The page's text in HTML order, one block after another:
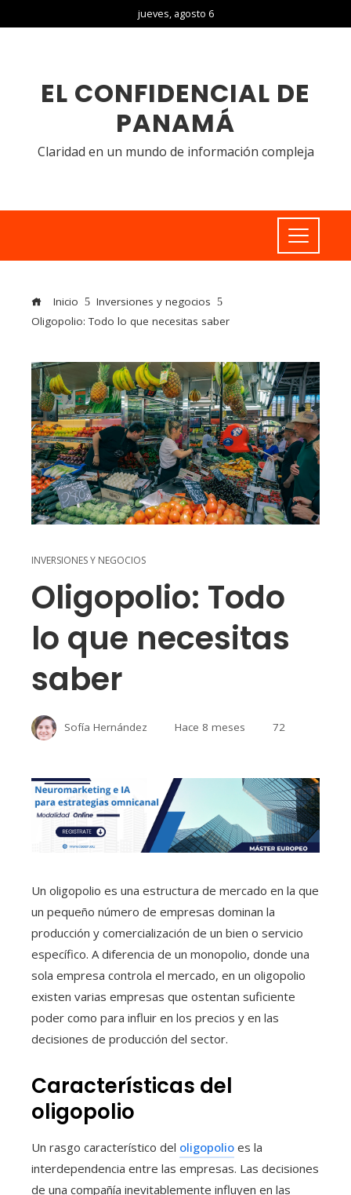
jueves, agosto 6
EL CONFIDENCIAL DE
PANAMÁ
Claridad en un mundo de información compleja
Inicio
Inversiones y negocios
Oligopolio: Todo lo que necesitas saber
INVERSIONES Y NEGOCIOS
Oligopolio: Todo
lo que necesitas
saber
Sofía Hernández Hace 8 meses 72
Un oligopolio es una estructura de mercado en la que
un pequeño número de empresas dominan la
producción y comercialización de un bien o servicio
específico. A diferencia de un monopolio, donde una
sola empresa controla el mercado, en un oligopolio
existen varias empresas que ostentan suficiente
poder como para influir en los precios y en las
decisiones de producción del sector.
Características del
oligopolio
Un rasgo característico del oligopolio es la
interdependencia entre las empresas. Las decisiones
de una compañía inevitablemente influyen en las